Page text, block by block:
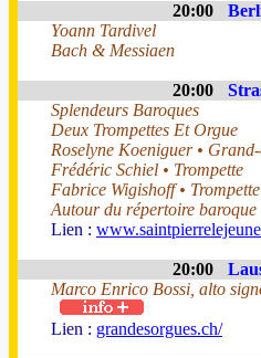
20:00
Yoann Tardivel
Bach & Messiaen
20:00
Splendeurs Baroques
Deux Trompettes Et Orgue
Roselyne Koeniguer •
Frédéric Schiel • Trompette
Fabrice Wigishoff • Trompette
Autour du répertoire baroque
Lien :
20:00
Marco Enrico Bossi, alto
Lien : grandesorgues.ch/